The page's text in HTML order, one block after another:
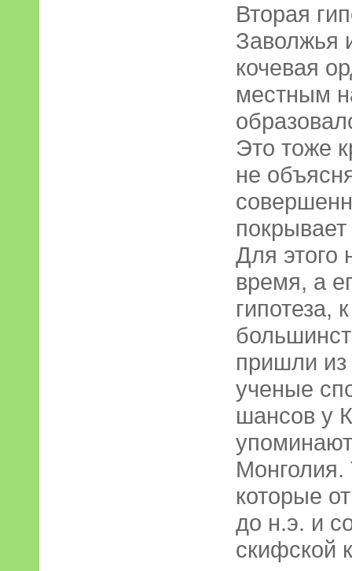
Вторая
Заволжья
кочевая
местным
Это тоже
не
Для этого
время, а
гипотеза,
пришли из
ученые
шансов у
Монголия.
которые
до н.э. и
скифской